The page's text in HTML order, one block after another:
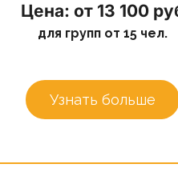
Цена: от 13 100
для групп от 15 чел.
Узнать больше